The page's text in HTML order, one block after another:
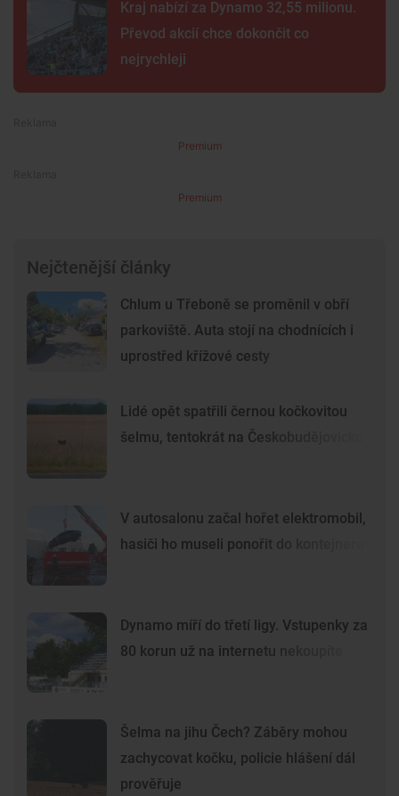
Kraj nabízí za Dynamo 32,55 milionu.
Převod akcií chce dokončit co
nejrychleji
Premium
Premium
Nejčtenější články
Chlum u Třeboně se proměnil v obří
parkoviště. Auta stojí na chodnících i
uprostřed křížové cesty
Lidé opět spatřili černou kočkovitou
šelmu, tentokrát na Českobudějovicku
V autosalonu začal hořet elektromobil,
hasiči ho museli ponořit do kontejneru
Dynamo míří do třetí ligy. Vstupenky za
80 korun už na internetu nekoupíte
Šelma na jihu Čech? Záběry mohou
zachycovat kočku, policie hlášení dál
prověřuje